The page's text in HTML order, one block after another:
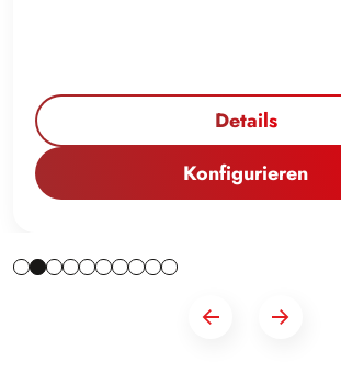
Details
Konfigurieren